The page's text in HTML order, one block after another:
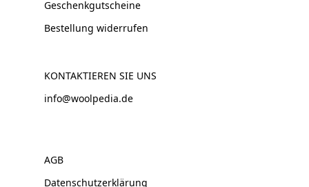
Geschenkgutscheine
Bestellung widerrufen
KONTAKTIEREN SIE UNS
info@woolpedia.de
AGB
Datenschutzerklärung